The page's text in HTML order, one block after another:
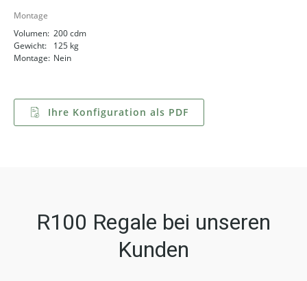
Montage
Volumen: 200 cdm
Gewicht:
125 kg
Montage: Nein
Ihre Konfiguration als PDF
R100 Regale bei unseren
Kunden